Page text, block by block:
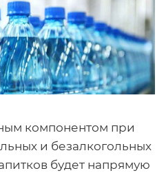
компонентом при
и безалкогольных
будет напрямую